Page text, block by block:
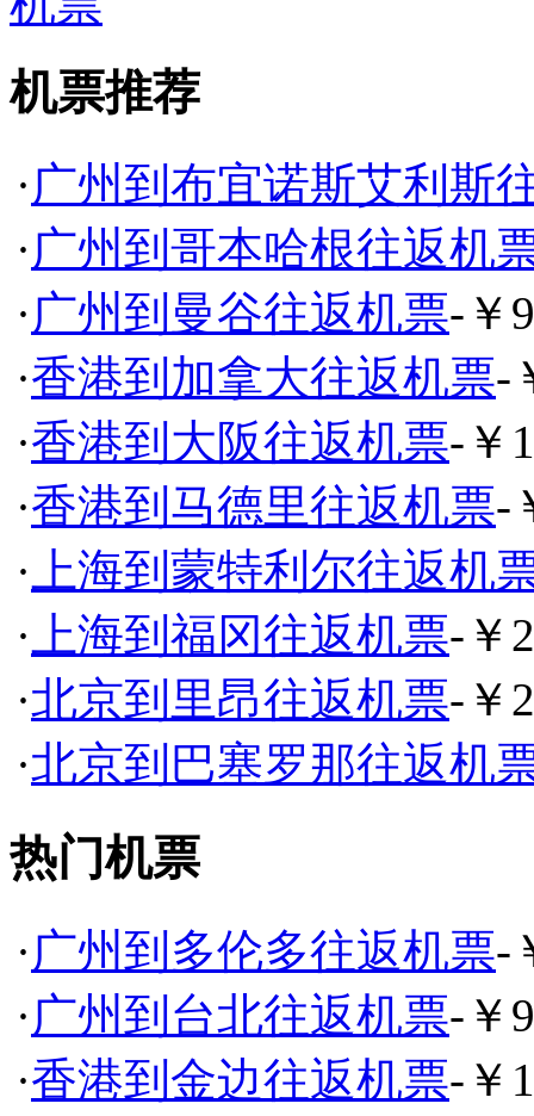
机票推荐
·广州到布宜诺斯艾利斯
·广州到哥本哈根往返机
·广州到曼谷往返机票-￥
·香港到加拿大往返机票-
·香港到大阪往返机票-￥
·香港到马德里往返机票-
· 上海到蒙特利尔往返机
· 上海到福冈往返机票-￥
·北京到里昂往返机票-￥
·北京到巴塞罗那往返机
热门机票
·广州到多伦多往返机票-
·广州到台北往返机票-￥
·香港到金边往返机票-￥